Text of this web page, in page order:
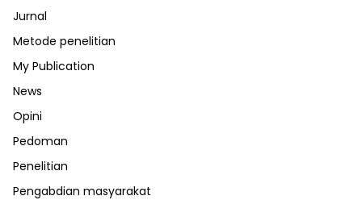
Jurnal
Metode penelitian
My Publication
News
Opini
Pedoman
Penelitian
Pengabdian masyarakat